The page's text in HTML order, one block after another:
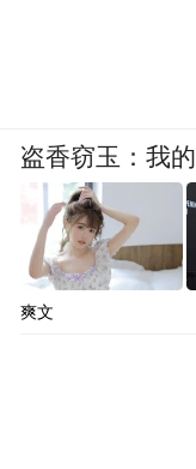
盗香窃玉：我
爽文